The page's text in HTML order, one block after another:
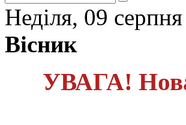
Неділя, 09
Вісник
УВАГА!